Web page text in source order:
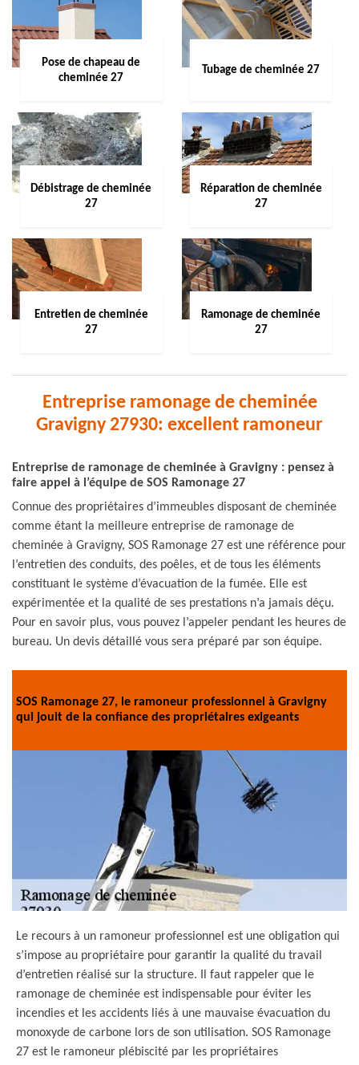
Pose de chapeau de
cheminée 27
Tubage de cheminée 27
Débistrage de cheminée
27
Réparation de cheminée
27
Entretien de cheminée
27
Ramonage de cheminée
27
Entreprise ramonage de cheminée
Gravigny 27930: excellent ramoneur
Entreprise de ramonage de cheminée à Gravigny : pensez à
faire appel à l’équipe de SOS Ramonage 27
Connue des propriétaires d’immeubles disposant de cheminée
comme étant la meilleure entreprise de ramonage de
cheminée à Gravigny, SOS Ramonage 27 est une référence pour
l’entretien des conduits, des poêles, et de tous les éléments
constituant le système d’évacuation de la fumée. Elle est
expérimentée et la qualité de ses prestations n’a jamais déçu.
Pour en savoir plus, vous pouvez l’appeler pendant les heures de
bureau. Un devis détaillé vous sera préparé par son équipe.
SOS Ramonage 27, le ramoneur professionnel à Gravigny
qui jouit de la confiance des propriétaires exigeants
Le recours à un ramoneur professionnel est une obligation qui
s’impose au propriétaire pour garantir la qualité du travail
d’entretien réalisé sur la structure. Il faut rappeler que le
ramonage de cheminée est indispensable pour éviter les
incendies et les accidents liés à une mauvaise évacuation du
monoxyde de carbone lors de son utilisation. SOS Ramonage
27 est le ramoneur plébiscité par les propriétaires